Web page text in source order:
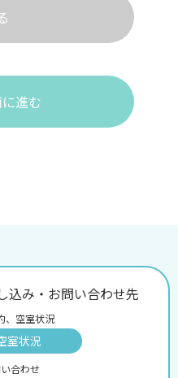
進む
込み・お問い合わせ先
、空室状況
室状況
合わせ